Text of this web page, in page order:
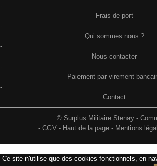
-
Frais de port
-
Qui sommes nous ?
-
Nous contacter
-
Paiement par virement
-
Contact
© Surplus Militaire Stenay -
- CGV - Haut de la page - Mentions
Ce site n'utilise que des cookies fonctionnels, en